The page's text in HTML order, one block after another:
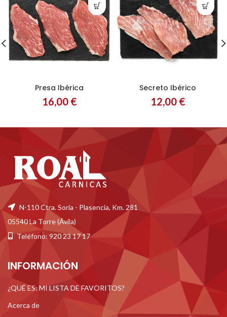
Entero Filetes
Presa Ibérica
16,00 €
Entero Filetes
Secreto Ibérico
12,00 €
N-110 Ctra. Soria - Plasencia, Km. 281
05540 La Torre (Ávila)
Teléfono: 920 23 17 17
INFORMACIÓN
¿QUÉ ES: MI LISTA DE FAVORITOS?
Acerca de